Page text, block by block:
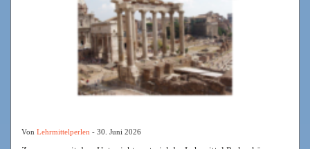
Von Lehrmittelperlen - 30. Juni 2026